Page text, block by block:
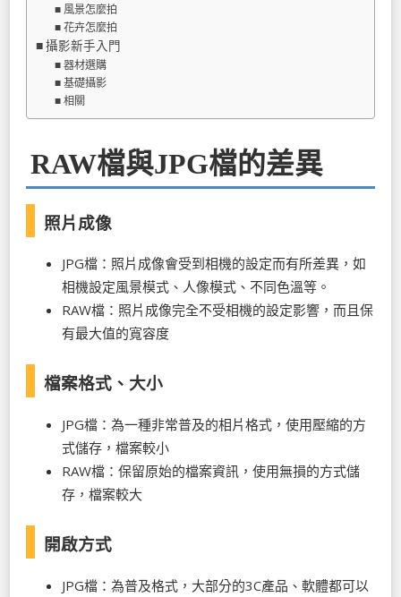
風景怎麼拍
花卉怎麼拍
攝影新手入門
器材選購
基礎攝影
相關
RAW檔與JPG檔的差異
照片成像
JPG檔：照片成像會受到相機的設定而有所差異，如
相機設定風景模式、人像模式、不同色溫等。
RAW檔：照片成像完全不受相機的設定影響，而且保
有最大值的寬容度
檔案格式、大小
JPG檔：為一種非常普及的相片格式，使用壓縮的方
式儲存，檔案較小
RAW檔：保留原始的檔案資訊，使用無損的方式儲
存，檔案較大
開啟方式
JPG檔：為普及格式，大部分的3C產品、軟體都可以